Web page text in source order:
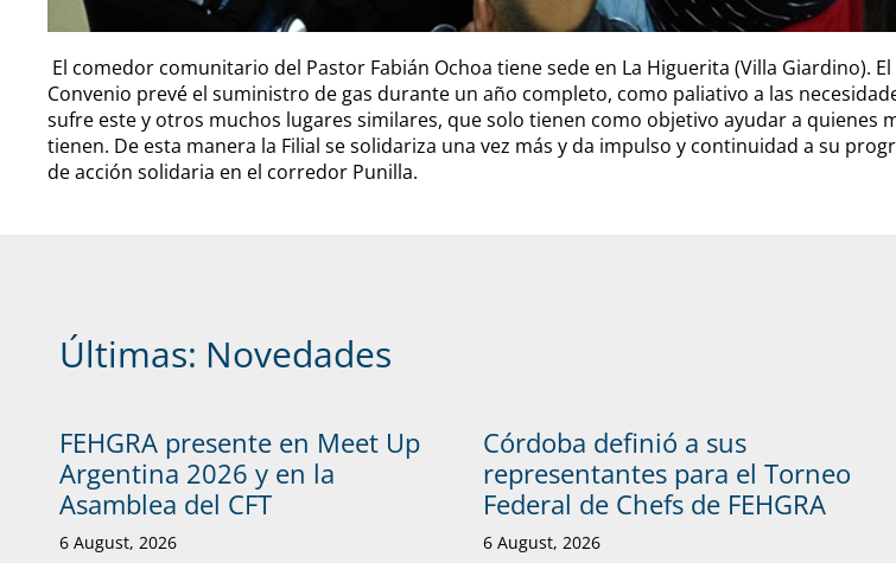
El comedor comunitario del Pastor Fabián Ochoa tiene sede en La Higuerita (Villa Giardino). El
Convenio prevé el suministro de gas durante un año completo, como paliativo a las
sufre este y otros muchos lugares similares, que solo tienen como objetivo ayudar a quienes
tienen. De esta manera la Filial se solidariza una vez más y da impulso y continuidad a su
de acción solidaria en el corredor Punilla.
Últimas: Novedades
FEHGRA presente en Meet Up
Argentina 2026 y en la
Asamblea del CFT
6 August, 2026
Córdoba definió a sus
representantes para el Torneo
Federal de Chefs de FEHGRA
6 August, 2026